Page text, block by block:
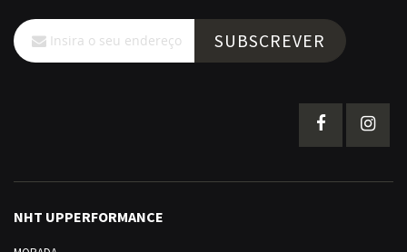
Subscreva
a
nossa
SUBSCREVER
NHT UPPERFORMANCE